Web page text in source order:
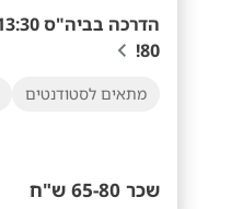
80!
מתאים לסטודנטים
שכר 65-80 ש"ח